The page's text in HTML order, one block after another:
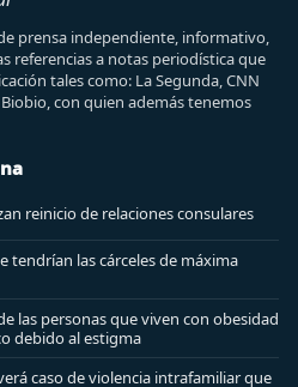
prensa independiente, informativo,
referencias a notas periodística que
tales como: La Segunda, CNN
Biobio, con quien además tenemos
reinicio de relaciones consulares
tendrían las cárceles de máxima
las personas que viven con obesidad
debido al estigma
caso de violencia intrafamiliar que